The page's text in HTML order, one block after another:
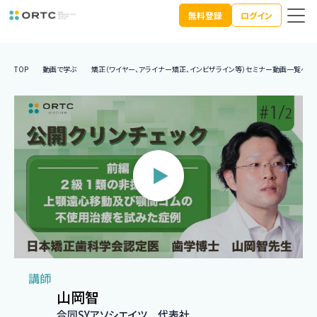
無料登録 ログイン
TOP 動画で学ぶ 矯正（ワイヤー、アライナー矯正、インビザライン等）セミナー動画一覧へ
講師
山岡智